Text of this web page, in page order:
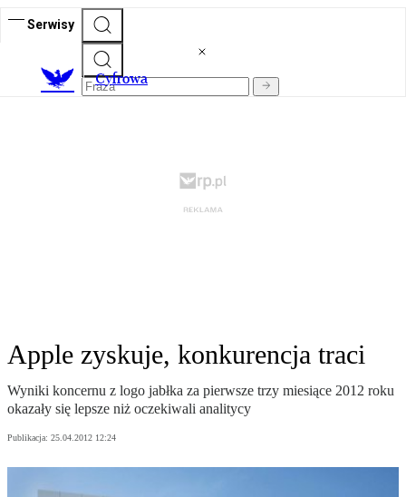
Serwisy
Cyfrowa
Apple zyskuje, konkurencja traci
Wyniki koncernu z logo jabłka za pierwsze trzy miesiące 2012 roku
okazały się lepsze niż oczekiwali analitycy
Publikacja: 25.04.2012 12:24